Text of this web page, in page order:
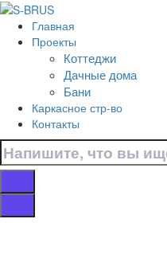
Перейти к контенту
Главная
Проекты
Коттеджи
Дачные дома
Бани
Каркасное стр-во
Контакты
Главная
От 200 м.кв.
Дома от
20х10